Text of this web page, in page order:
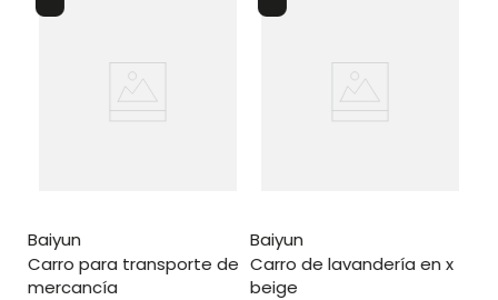
baiyun
carro para transporte de
mercancía
baiyun
carro de lavandería en x
beige